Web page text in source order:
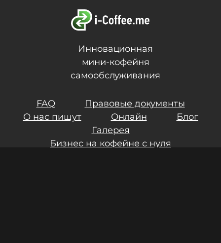
Инновационная
мини-кофейня
самообслуживания
FAQ
Правовые документы
О нас пишут
Онлайн
Блог
Галерея
Бизнес на кофейне с нуля